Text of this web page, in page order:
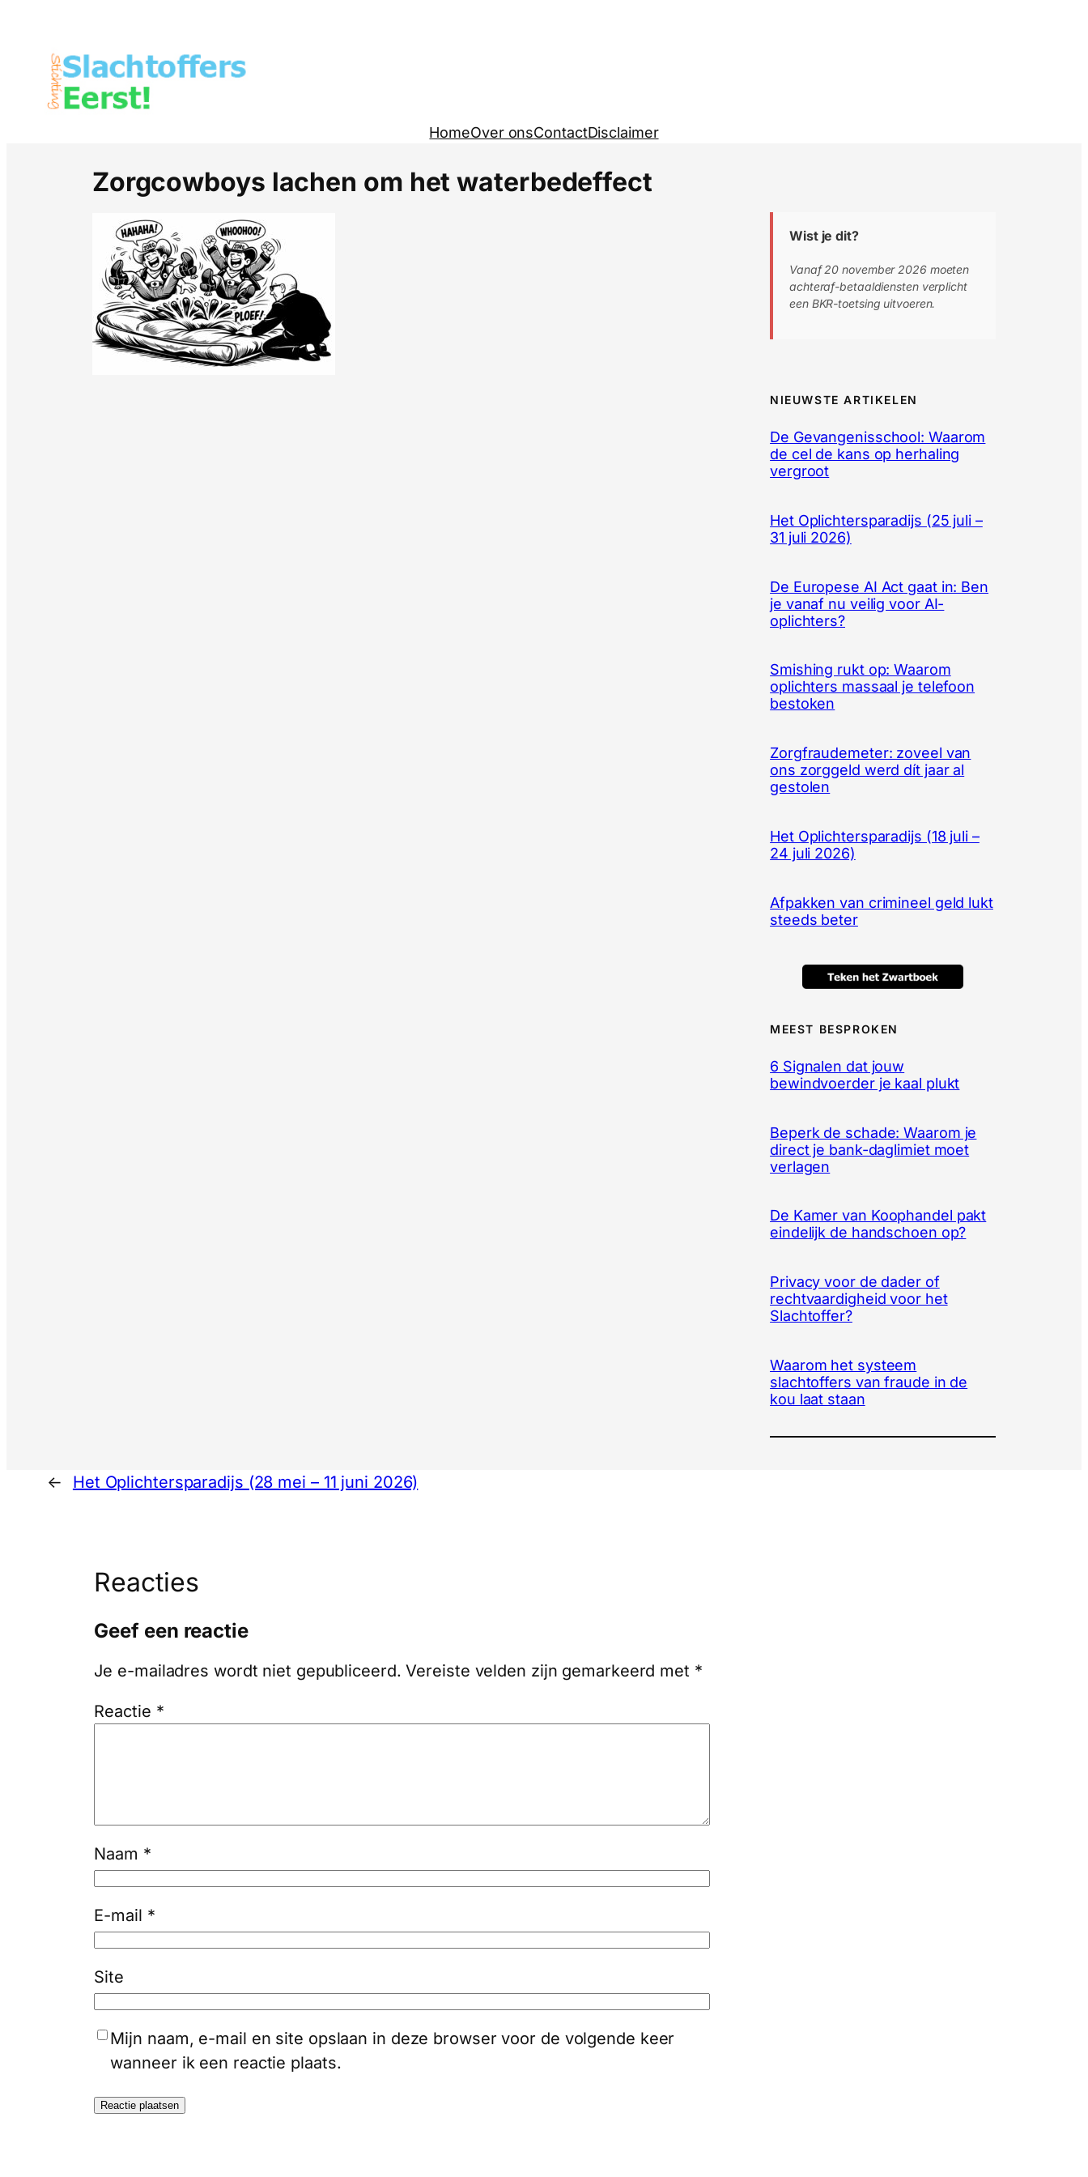
HomeOver onsContactDisclaimer
Zorgcowboys lachen om het waterbedeffect
Wist je dit?
Vanaf 20 november 2026 moeten
achteraf-betaaldiensten verplicht
een BKR-toetsing uitvoeren.
NIEUWSTE ARTIKELEN
De Gevangenisschool: Waarom
de cel de kans op herhaling
vergroot
Het Oplichtersparadijs (25 juli –
31 juli 2026)
De Europese AI Act gaat in: Ben
je vanaf nu veilig voor AI-
oplichters?
Smishing rukt op: Waarom
oplichters massaal je telefoon
bestoken
Zorgfraudemeter: zoveel van
ons zorggeld werd dít jaar al
gestolen
Het Oplichtersparadijs (18 juli –
24 juli 2026)
Afpakken van crimineel geld lukt
steeds beter
MEEST BESPROKEN
6 Signalen dat jouw
bewindvoerder je kaal plukt
Beperk de schade: Waarom je
direct je bank-daglimiet moet
verlagen
De Kamer van Koophandel pakt
eindelijk de handschoen op?
Privacy voor de dader of
rechtvaardigheid voor het
Slachtoffer?
Waarom het systeem
slachtoffers van fraude in de
kou laat staan
← Het Oplichtersparadijs (28 mei – 11 juni 2026)
Reacties
Geef een reactie
Je e-mailadres wordt niet gepubliceerd. Vereiste velden zijn gemarkeerd met *
Reactie *
Naam *
E-mail *
Site
Mijn naam, e-mail en site opslaan in deze browser voor de volgende keer
wanneer ik een reactie plaats.